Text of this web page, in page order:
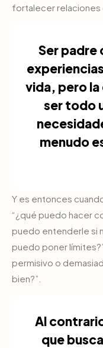
fortalecer relaciones
Ser padre
vida, pero
ser todo
menudo
Y es entonces
“¿qué puedo hacer
puedo entenderle si
puedo poner
permisivo o
bien?”.
Al
que